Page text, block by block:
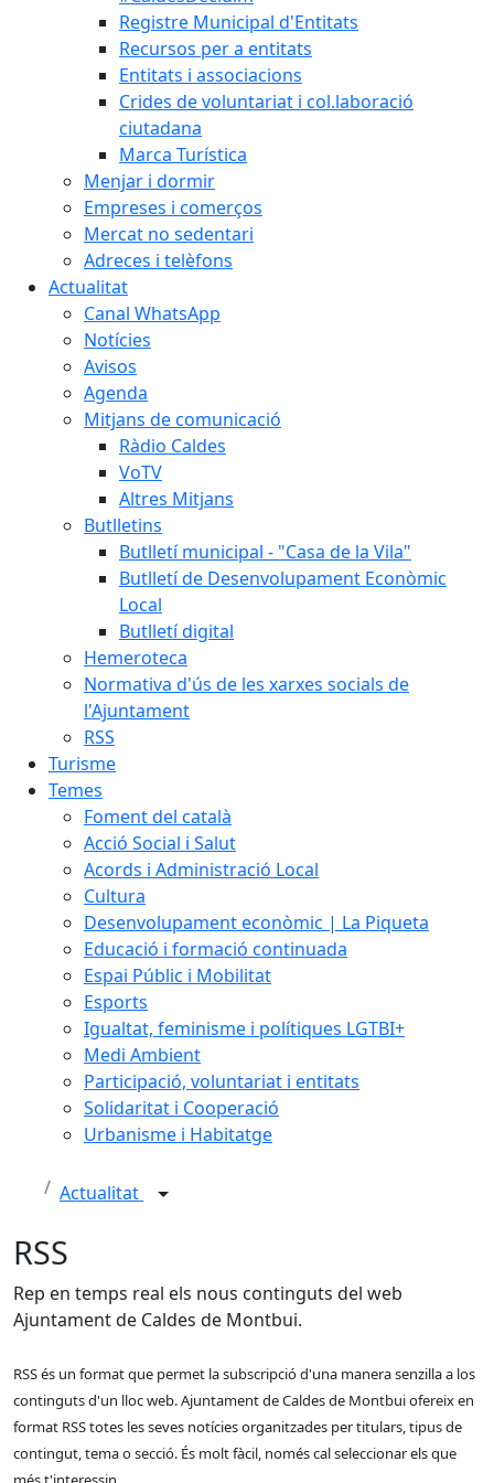
Registre Municipal d'Entitats
Recursos per a entitats
Entitats i associacions
Crides de voluntariat i col.laboració
ciutadana
Marca Turística
Menjar i dormir
Empreses i comerços
Mercat no sedentari
Adreces i telèfons
Actualitat
Canal WhatsApp
Notícies
Avisos
Agenda
Mitjans de comunicació
Ràdio Caldes
VoTV
Altres Mitjans
Butlletins
Butlletí municipal - "Casa de la Vila"
Butlletí de Desenvolupament Econòmic
Local
Butlletí digital
Hemeroteca
Normativa d'ús de les xarxes socials de
l'Ajuntament
RSS
Turisme
Temes
Foment del català
Acció Social i Salut
Acords i Administració Local
Cultura
Desenvolupament econòmic | La Piqueta
Educació i formació continuada
Espai Públic i Mobilitat
Esports
Igualtat, feminisme i polítiques LGTBI+
Medi Ambient
Participació, voluntariat i entitats
Solidaritat i Cooperació
Urbanisme i Habitatge
Actualitat
RSS
Rep en temps real els nous continguts del web
Ajuntament de Caldes de Montbui.
RSS és un format que permet la subscripció d'una manera senzilla a los
continguts d'un lloc web. Ajuntament de Caldes de Montbui ofereix en
format RSS totes les seves notícies organitzades per titulars, tipus de
contingut, tema o secció. És molt fàcil, només cal seleccionar els que